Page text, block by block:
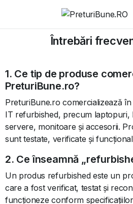
Întrebări
1. Ce tip de produse
PreturiBune.ro?
PreturiBune.ro comercializează
IT refurbished, precum
servere, monitoare și accesorii.
sunt testate, verificate și
2. Ce înseamnă
Un produs refurbished este un
care a fost verificat, testat și
funcționeze conform specificațiilor